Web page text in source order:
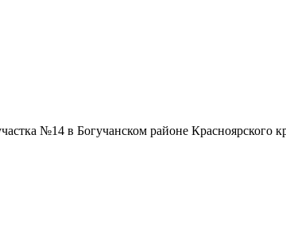
№14 в Богучанском районе Красноярского